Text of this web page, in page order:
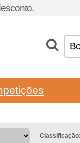
Classificação: